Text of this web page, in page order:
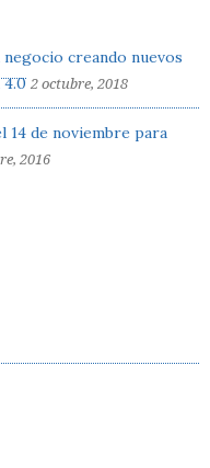
creando nuevos
4.0 2 octubre, 2018
14 de noviembre para
2016